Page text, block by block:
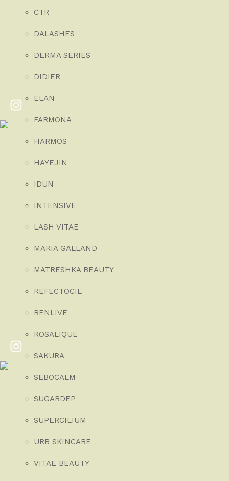
CTR
DALASHES
DERMA SERIES
DIDIER
ELAN
FARMONA
HARMOS
HAYEJIN
IDUN
INTENSIVE
LASH VITAE
MARIA GALLAND
MATRESHKA BEAUTY
REFECTOCIL
RENLIVE
ROSALIQUE
SAKURA
SEBOCALM
SUGARDEP
SUPERCILIUM
URB SKINCARE
VITAE BEAUTY